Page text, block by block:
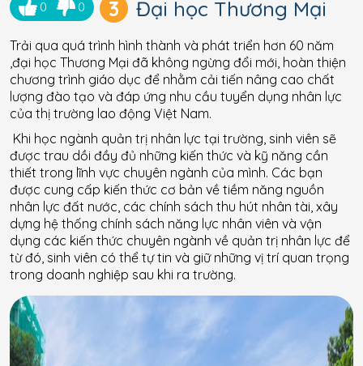
0 0 3 Đại học Thương Mại
Trải qua quá trình hình thành và phát triển hơn 60 năm
,đại học Thương Mại đã không ngừng đổi mới, hoàn thiện
chương trình giáo dục để nhằm cải tiến nâng cao chất
lượng đào tạo và đáp ứng nhu cầu tuyển dụng nhân lực
của thị trường lao động Việt Nam.
Khi học ngành quản trị nhân lực tại trường, sinh viên sẽ
được trau dồi đầy đủ những kiến thức và kỹ năng cần
thiết trong lĩnh vực chuyên ngành của mình. Các bạn
được cung cấp kiến thức cơ bản về tiềm năng nguồn
nhân lực đất nước, các chính sách thu hút nhân tài, xây
dựng hệ thống chính sách năng lực nhân viên và vận
dụng các kiến thức chuyên ngành về quản trị nhân lực để
từ đó, sinh viên có thể tự tin và giữ những vị trí quan trọng
trong doanh nghiệp sau khi ra trường.